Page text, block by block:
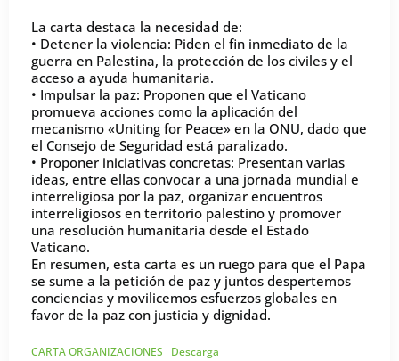
La carta destaca la necesidad de:
• Detener la violencia: Piden el fin inmediato de la
guerra en Palestina, la protección de los civiles y el
acceso a ayuda humanitaria.
• Impulsar la paz: Proponen que el Vaticano
promueva acciones como la aplicación del
mecanismo «Uniting for Peace» en la ONU, dado que
el Consejo de Seguridad está paralizado.
• Proponer iniciativas concretas: Presentan varias
ideas, entre ellas convocar a una jornada mundial e
interreligiosa por la paz, organizar encuentros
interreligiosos en territorio palestino y promover
una resolución humanitaria desde el Estado
Vaticano.
En resumen, esta carta es un ruego para que el Papa
se sume a la petición de paz y juntos despertemos
conciencias y movilicemos esfuerzos globales en
favor de la paz con justicia y dignidad.
CARTA ORGANIZACIONES Descarga